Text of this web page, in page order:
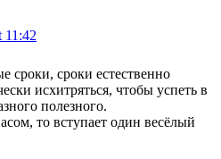
11:42
сроки, сроки естественно
исхитряться, чтобы успеть в
полезного.
то вступает один весёлый